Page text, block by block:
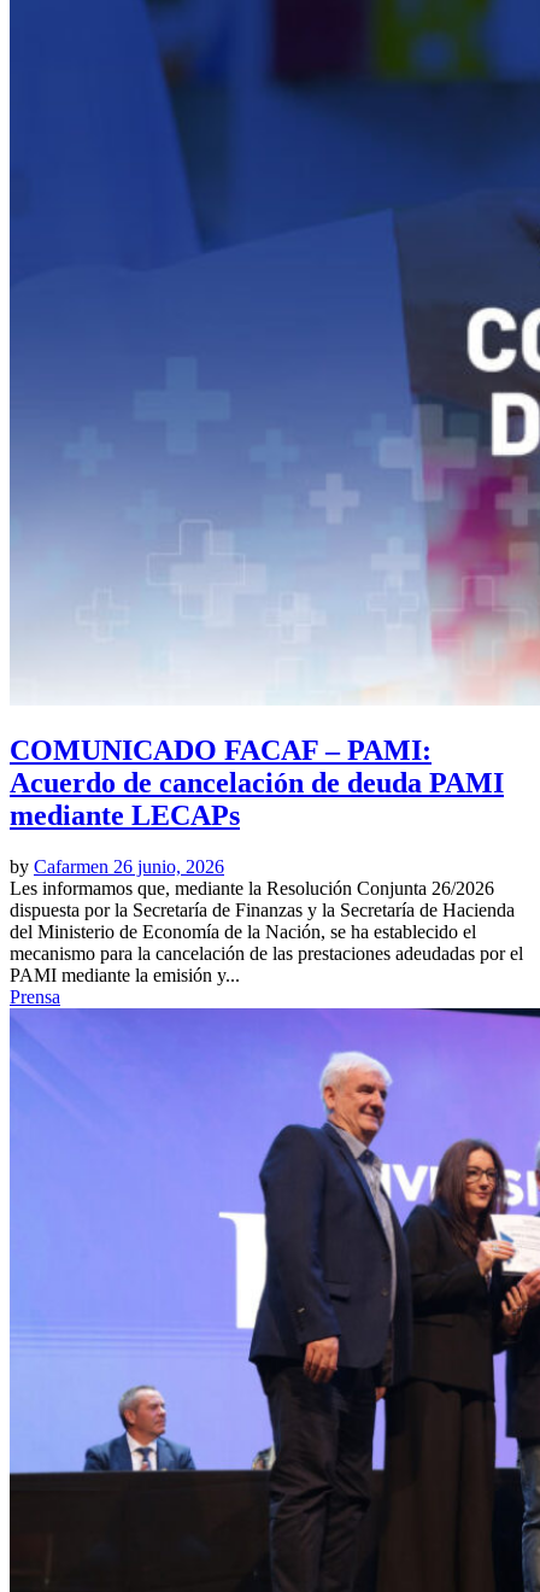
COMUNICADO FACAF – PAMI:
Acuerdo de cancelación de deuda PAMI
mediante LECAPs
by Cafarmen 26 junio, 2026
Les informamos que, mediante la Resolución Conjunta 26/2026
dispuesta por la Secretaría de Finanzas y la Secretaría de Hacienda
del Ministerio de Economía de la Nación, se ha establecido el
mecanismo para la cancelación de las prestaciones adeudadas por el
PAMI mediante la emisión y...
Prensa